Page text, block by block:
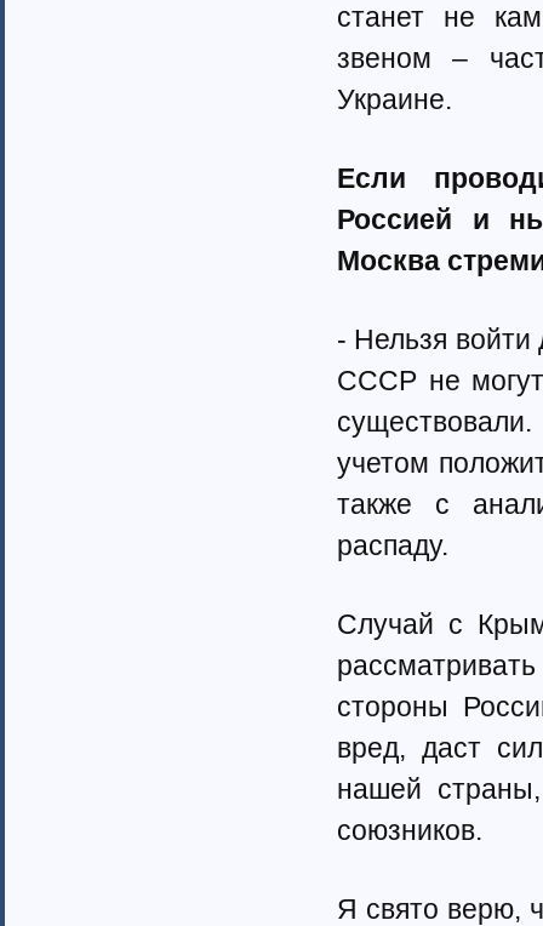
станет не
звеном –
Украине.
Если
Россией и
Москва
- Нельзя
СССР не
учетом
также с
распаду.
Случай с
стороны
вред, даст
нашей
союзников.
Я свято верю,